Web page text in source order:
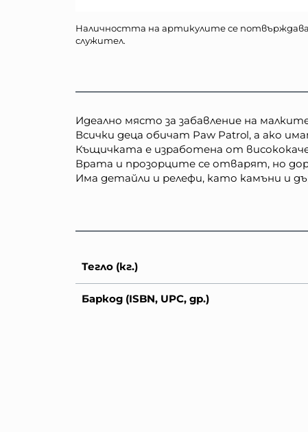
Наличността на артикулите се
служител.
Идеално място за забавление на
Всички деца обичат Paw Patrol, а ако
Къщичката е изработена от
Врата и прозорците се отварят, но
Има детайли и релефи, като камъни и
Тегло (кг.)
Баркод (ISBN, UPC, др.)